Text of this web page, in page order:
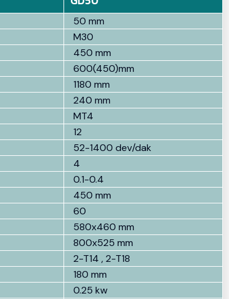
50 mm
M30
450 mm
600(450)mm
1180 mm
240 mm
MT4
12
52-1400 dev/dak
4
0.1-0.4
450 mm
60
580x460 mm
800x525 mm
2-T14 , 2-T18
180 mm
0.25 kw